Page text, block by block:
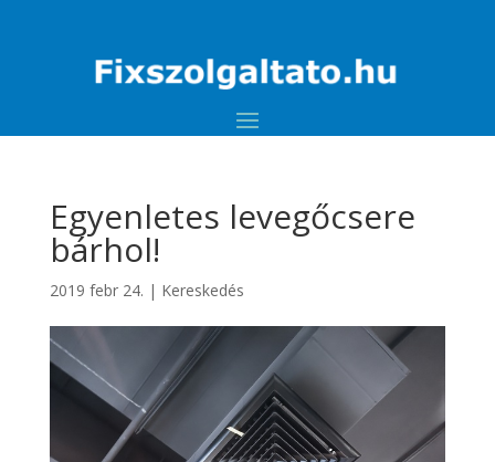
Egyenletes levegőcsere
bárhol!
2019 febr 24. | Kereskedés